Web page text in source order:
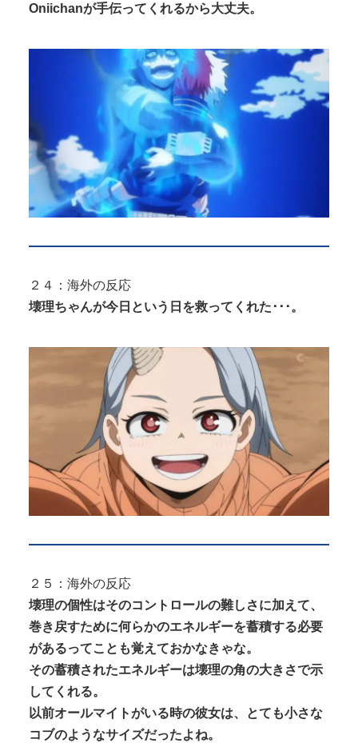
Oniichanが手伝ってくれるから大丈夫。
２４：海外の反応
壊理ちゃんが今日という日を救ってくれた･･･。
２５：海外の反応
壊理の個性はそのコントロールの難しさに加えて、
巻き戻すために何らかのエネルギーを蓄積する必要
があるってことも覚えておかなきゃな。
その蓄積されたエネルギーは壊理の角の大きさで示
してくれる。
以前オールマイトがいる時の彼女は、とても小さな
コブのようなサイズだったよね。